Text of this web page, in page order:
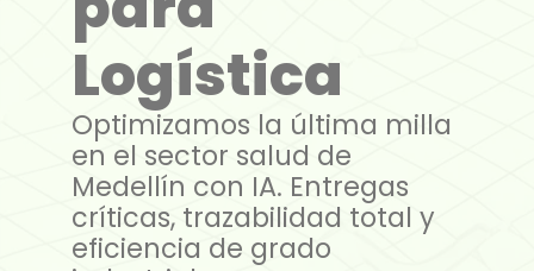
Logística
Optimizamos la última milla
en el sector salud de
Medellín con IA. Entregas
críticas, trazabilidad total y
eficiencia de grado